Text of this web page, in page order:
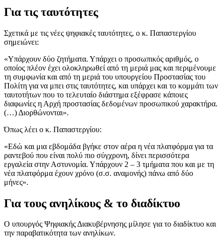
Για τις ταυτότητες
Σχετικά με τις νέες ψηφιακές ταυτότητες, ο κ. Παπαστεργίου
σημειώνει:
«Υπάρχουν δύο ζητήματα. Υπάρχει ο προσωπικός αριθμός, ο
οποίος πλέον έχει ολοκληρωθεί από τη μεριά μας και περιμένουμε
τη συμφωνία και από τη μεριά του υπουργείου Προστασίας του
Πολίτη για να μπει στις ταυτότητες, και υπάρχει και το κομμάτι των
ταυτοτήτων που το τελευταίο διάστημα εξέφρασε κάποιες
διαφωνίες η Αρχή προστασίας δεδομένων προσωπικού χαρακτήρα.
(…) Διορθώνονται».
Όπως λέει ο κ. Παπαστεργίου:
«Εδώ και μια εβδομάδα βγήκε στον αέρα η νέα πλατφόρμα για τα
ραντεβού που είναι πολύ πιο σύγχρονη, δίνει περισσότερα
εργαλεία στην Αστυνομία. Υπάρχουν 2 – 3 τμήματα που και με τη
νέα πλατφόρμα έχουν χρόνο (σ.σ. αναμονής) πάνω από δύο
μήνες».
Για τους ανηλίκους & το διαδίκτυο
Ο υπουργός Ψηφιακής Διακυβέρνησης μίλησε για το διαδίκτυο και
την παραβατικότητα των ανηλίκων.